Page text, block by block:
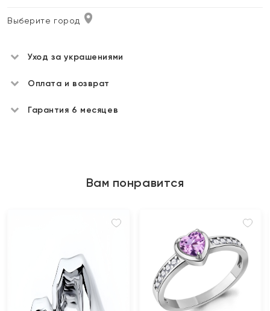
Выберите город
Уход за украшениями
Оплата и возврат
Гарантия 6 месяцев
Вам понравится